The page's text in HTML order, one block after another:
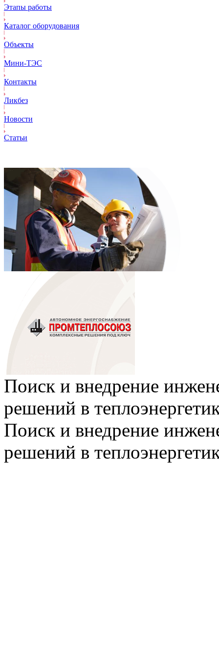
Этапы работы
Каталог оборудования
Объекты
Mини-ТЭС
Контакты
Ликбез
Новости
Статьи
Поиск и внедрение
решений в
Поиск и внедрение
решений в